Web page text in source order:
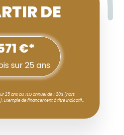
DE
€*
sur 25 ans
25 ans au TEG annuel de 1.20% (hors
Exemple de financement à titre indicatif…